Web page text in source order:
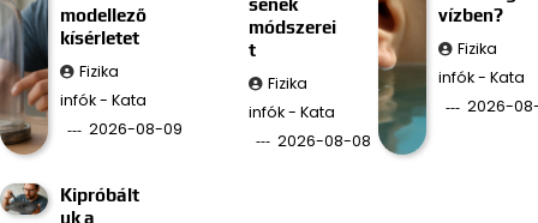
modellező
kísérletet
Fizika
infók - Kata
2026-08-09
módszerei
t
Fizika
infók - Kata
2026-08-08
vízben?
Fizika
infók - Kata
2026-
Kipróbált
uk a